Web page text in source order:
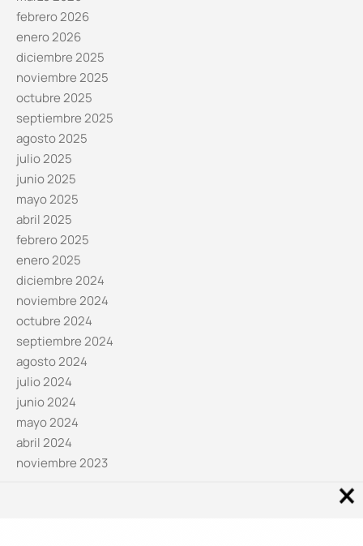
febrero 2026
enero 2026
diciembre 2025
noviembre 2025
octubre 2025
septiembre 2025
agosto 2025
julio 2025
junio 2025
mayo 2025
abril 2025
febrero 2025
enero 2025
diciembre 2024
noviembre 2024
octubre 2024
septiembre 2024
agosto 2024
julio 2024
junio 2024
mayo 2024
abril 2024
noviembre 2023